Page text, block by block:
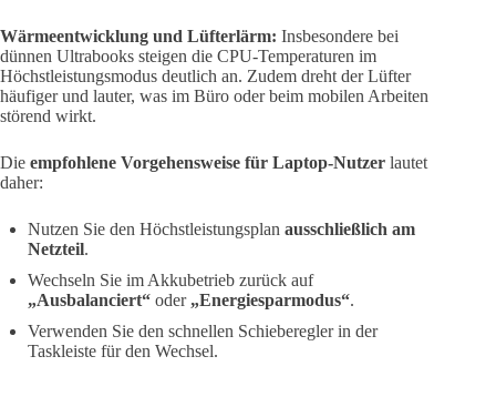
Wärmeentwicklung und Lüfterlärm: Insbesondere bei
dünnen Ultrabooks steigen die CPU-Temperaturen im
Höchstleistungsmodus deutlich an. Zudem dreht der Lüfter
häufiger und lauter, was im Büro oder beim mobilen Arbeiten
störend wirkt.
Die empfohlene Vorgehensweise für Laptop-Nutzer lautet
daher:
Nutzen Sie den Höchstleistungsplan ausschließlich am
Netzteil.
Wechseln Sie im Akkubetrieb zurück auf
„Ausbalanciert“ oder „Energiesparmodus“.
Verwenden Sie den schnellen Schieberegler in der
Taskleiste für den Wechsel.